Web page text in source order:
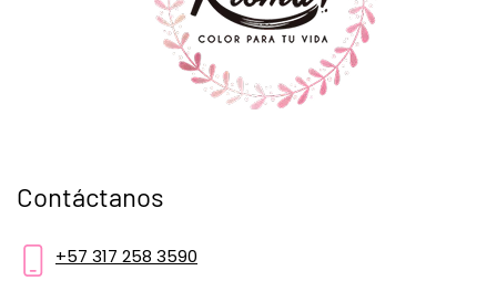
Contáctanos
+57 317 258 3590